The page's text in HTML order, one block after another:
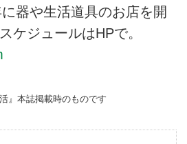
器や生活道具のお店を開
ケジュールはHPで。
』本誌掲載時のものです